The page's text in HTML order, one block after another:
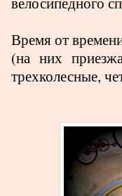
Время от
(на них
трехколесные,